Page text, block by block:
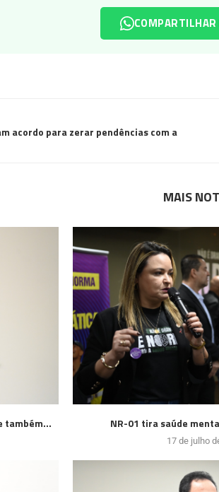
acordo para zerar pendências com a
MAIS
também... NR-01 tira saúde
17 de julho